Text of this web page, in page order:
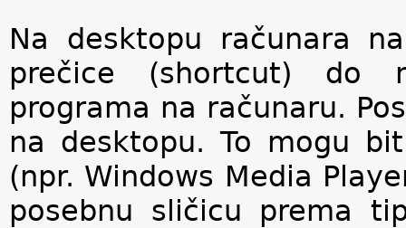
Na desktopu rаčunara
prečice (shortcut) do
programa na računaru.
na desktopu. To mogu
(npr. Windows Media
posebnu sličicu prema